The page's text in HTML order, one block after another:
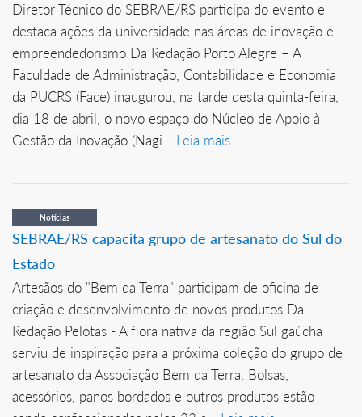
Diretor Técnico do SEBRAE/RS participa do evento e
destaca ações da universidade nas áreas de inovação e
empreendedorismo Da Redação Porto Alegre – A
Faculdade de Administração, Contabilidade e Economia
da PUCRS (Face) inaugurou, na tarde desta quinta-feira,
dia 18 de abril, o novo espaço do Núcleo de Apoio à
Gestão da Inovação (Nagi... Leia mais
Notícias
SEBRAE/RS capacita grupo de artesanato do Sul do
Estado
Artesãos do "Bem da Terra" participam de oficina de
criação e desenvolvimento de novos produtos Da
Redação Pelotas - A flora nativa da região Sul gaúcha
serviu de inspiração para a próxima coleção do grupo de
artesanato da Associação Bem da Terra. Bolsas,
acessórios, panos bordados e outros produtos estão